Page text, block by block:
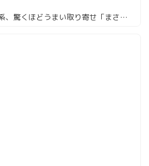
自宅で食べる二郎系、驚くほどうまい取り寄せ「まさ屋」